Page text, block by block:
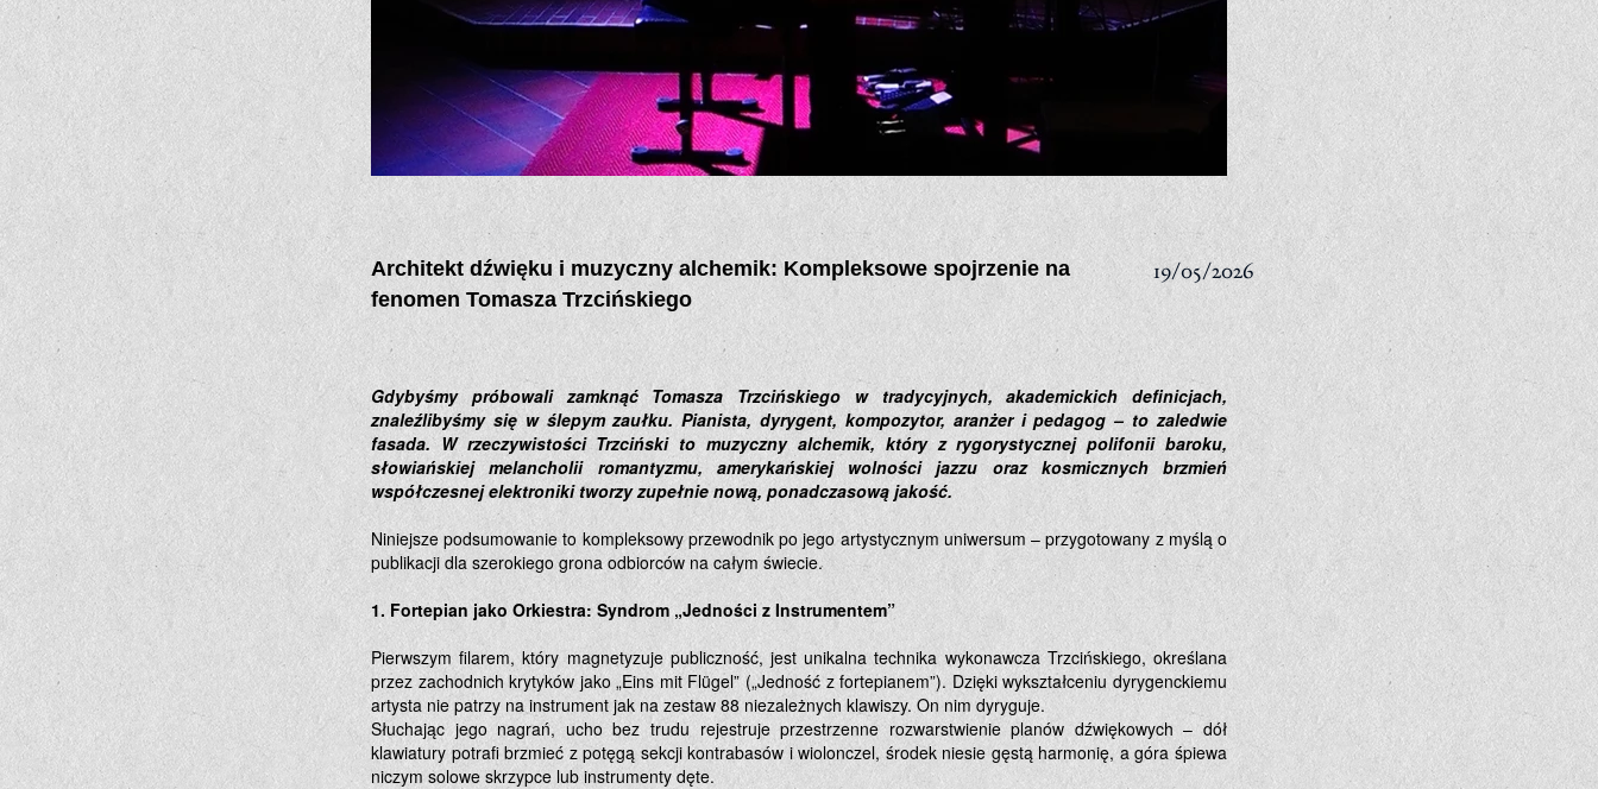
Architekt dźwięku i muzyczny alchemik: Kompleksowe spojrzenie na
fenomen Tomasza Trzcińskiego
19/05/2026
Gdybyśmy próbowali zamknąć Tomasza Trzcińskiego w tradycyjnych, akademickich definicjach,
znaleźlibyśmy się w ślepym zaułku. Pianista, dyrygent, kompozytor, aranżer i pedagog – to zaledwie
fasada. W rzeczywistości Trzciński to muzyczny alchemik, który z rygorystycznej polifonii baroku,
słowiańskiej melancholii romantyzmu, amerykańskiej wolności jazzu oraz kosmicznych brzmień
współczesnej elektroniki tworzy zupełnie nową, ponadczasową jakość.
Niniejsze podsumowanie to kompleksowy przewodnik po jego artystycznym uniwersum – przygotowany z myślą o
publikacji dla szerokiego grona odbiorców na całym świecie.
1. Fortepian jako Orkiestra: Syndrom „Jedności z Instrumentem”
Pierwszym filarem, który magnetyzuje publiczność, jest unikalna technika wykonawcza Trzcińskiego, określana
przez zachodnich krytyków jako „Eins mit Flügel” („Jedność z fortepianem”). Dzięki wykształceniu dyrygenckiemu
artysta nie patrzy na instrument jak na zestaw 88 niezależnych klawiszy. On nim dyryguje.
Słuchając jego nagrań, ucho bez trudu rejestruje przestrzenne rozwarstwienie planów dźwiękowych – dół
klawiatury potrafi brzmieć z potęgą sekcji kontrabasów i wiolonczel, środek niesie gęstą harmonię, a góra śpiewa
niczym solowe skrzypce lub instrumenty dęte.